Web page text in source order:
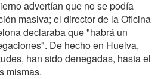
advertían que no se podía
masiva; el director de la Oficina
declaraba que "habrá un
De hecho en Huelva,
han sido denegadas, hasta el
mismas.